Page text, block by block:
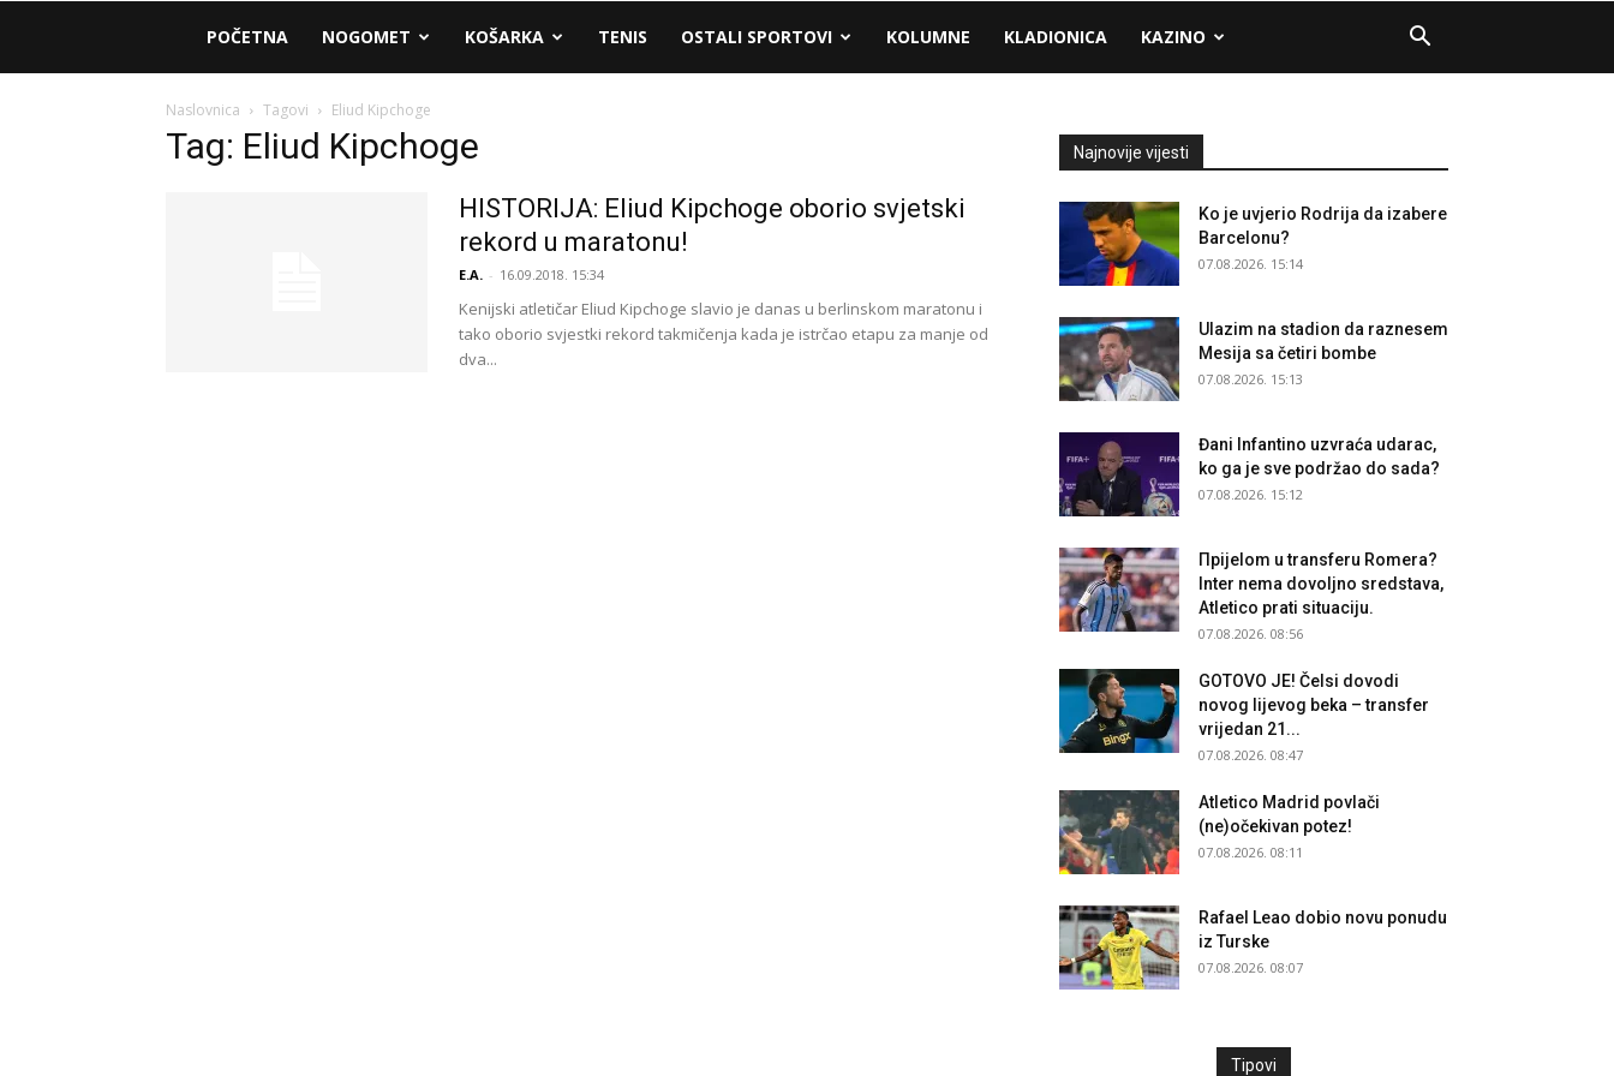
AM
Sport
POČETNA NOGOMET KOŠARKA TENIS OSTALI SPORTOVI KOLUMNE KLADIONICA KAZINO
Naslovnica Tagovi Eliud Kipchoge
Tag: Eliud Kipchoge
HISTORIJA: Eliud Kipchoge oborio svjetski
rekord u maratonu!
E.A. - 16.09.2018. 15:34
Kenijski atletičar Eliud Kipchoge slavio je danas u berlinskom maratonu i
tako oborio svjestki rekord takmičenja kada je istrčao etapu za manje od
dva...
Najnovije vijesti
Ko je uvjerio Rodrija da izabere
Barcelonu?
07.08.2026. 15:14
Ulazim na stadion da raznesem
Mesija sa četiri bombe
07.08.2026. 15:13
Đani Infantino uzvraća udarac,
ko ga je sve podržao do sada?
07.08.2026. 15:12
Прijelom u transferu Romera?
Inter nema dovoljno sredstava,
Atletico prati situaciju.
07.08.2026. 08:56
GOTOVO JE! Čelsi dovodi
novog lijevog beka – transfer
vrijedan 21...
07.08.2026. 08:47
Atletico Madrid povlači
(ne)očekivan potez!
07.08.2026. 08:11
Rafael Leao dobio novu ponudu
iz Turske
07.08.2026. 08:07
Tipovi